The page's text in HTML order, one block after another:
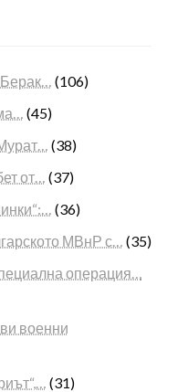
(106)
(45)
(38)
от…
(37)
(36)
МВнР с…
(35)
операция…
военни
(31)